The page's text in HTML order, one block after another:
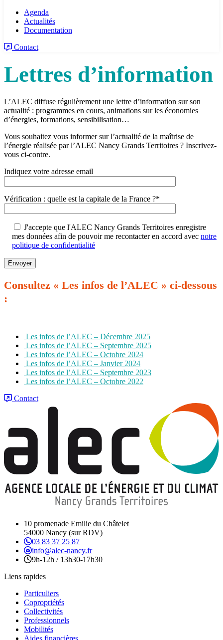
Agenda
Actualités
Documentation
Contact
Lettres d’information
L’ALEC diffuse régulièrement une lettre d’information sur son
actualité : programmes en cours, animations sur les économies
d’énergies, formations, sensibilisation…
Vous souhaitez vous informersur l’actualité de la maîtrise de
l’énergie réalisée par l’ALEC Nancy Grands Territoires ? Inscrivez-
vous ci-contre.
Indiquez votre adresse email
Vérification : quelle est la capitale de la France ?*
J'accepte que l'ALEC Nancy Grands Territoires enregistre
mes données afin de pouvoir me recontacter en accord avec notre
politique de confidentialité
Consultez « Les infos de l’ALEC » ci-dessous
:
Les infos de l’ALEC – Décembre 2025
Les infos de l’ALEC – Septembre 2025
Les infos de l’ALEC – Octobre 2024
Les infos de l’ALEC – Janvier 2024
Les infos de l’ALEC – Septembre 2023
Les infos de l’ALEC – Octobre 2022
Contact
10 promenade Emilie du Châtelet
54000 Nancy (sur RDV)
03 83 37 25 87
info@alec-nancy.fr
9h-12h / 13h30-17h30
Liens rapides
Particuliers
Copropriétés
Collectivités
Professionnels
Mobilités
Aides financières